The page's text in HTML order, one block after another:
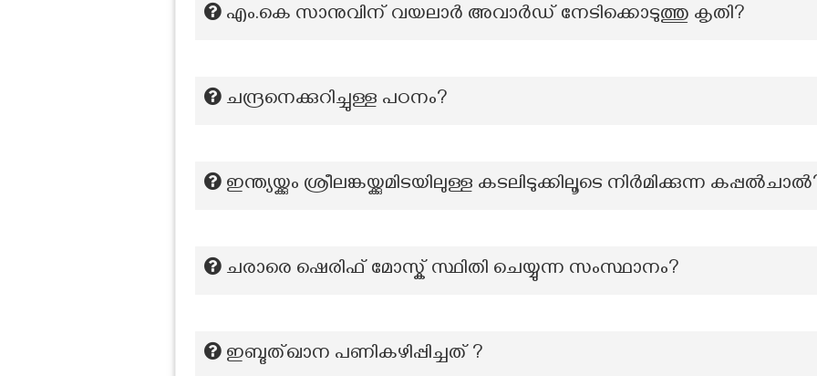
എം.കെ സാനുവിന് വയലാർ അവാർഡ് നേടിക്കൊടുത്തു കൃതി?
ചന്ദ്രനെക്കുറിച്ചുള്ള പഠനം?
ഇന്ത്യയ്ക്കും ശ്രീലങ്കയ്ക്കുമിടയിലുള്ള കടലിടുക്കിലൂടെ നിർമിക്കുന്ന
ചരാരെ ഷെരിഫ് മോസ്ക് സ്ഥിതി ചെയ്യുന്ന സംസ്ഥാനം?
ഇബ്ദത്ഖാന പണികഴിപ്പിച്ചത് ?